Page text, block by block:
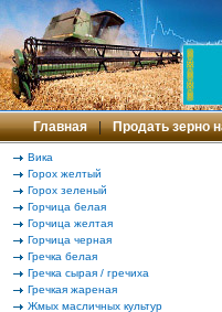
Главная | Продать зерно
Вика
Горох желтый
Горох зеленый
Горчица белая
Горчица желтая
Горчица черная
Гречка белая
Гречка сырая / гречиха
Гречкая жареная
Жмых масличных культур